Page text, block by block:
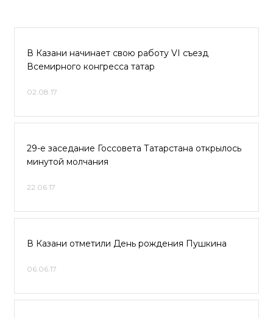
В Казани начинает свою работу VI съезд
Всемирного конгресса татар
02.08.17
29-е заседание Госсовета Татарстана открылось
минутой молчания
22.06.17
В Казани отметили День рождения Пушкина
06.06.17